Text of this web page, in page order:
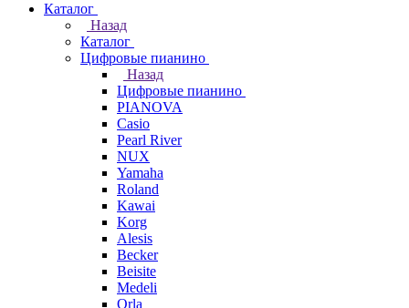
Каталог
Назад
Каталог
Цифровые пианино
Назад
Цифровые пианино
PIANOVA
Casio
Pearl River
NUX
Yamaha
Roland
Kawai
Korg
Alesis
Becker
Beisite
Medeli
Orla